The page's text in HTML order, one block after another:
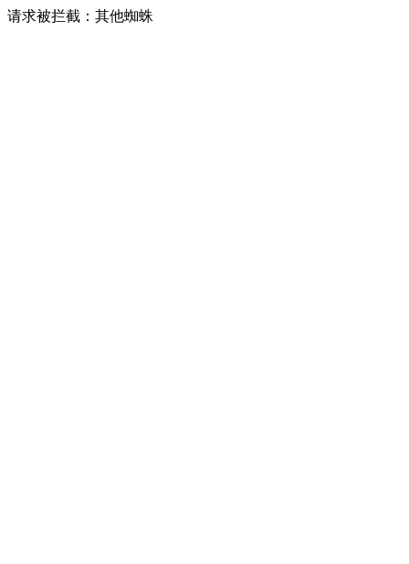
请求被拦截：其他蜘蛛